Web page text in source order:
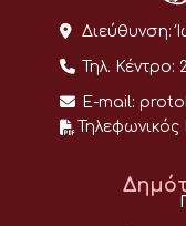
Διεύθυνση:
Τηλ. Κέντρο:
E-mail: